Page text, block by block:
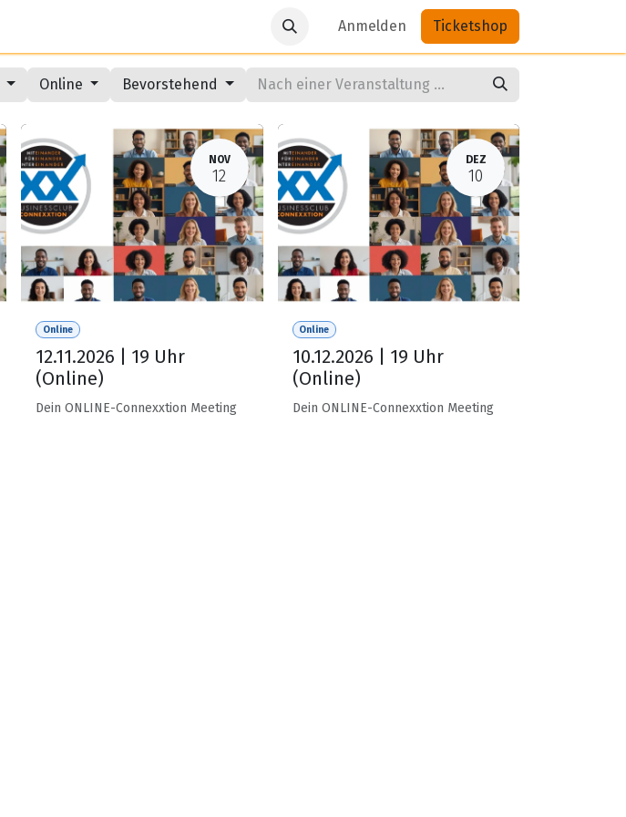
Anmelden Ticketshop
Online Bevorstehend
NOV
12
Online
12.11.2026 | 19 Uhr
(Online)
Dein ONLINE-Connexxtion Meeting
DEZ
10
Online
10.12.2026 | 19 Uhr
(Online)
Dein ONLINE-Connexxtion Meeting